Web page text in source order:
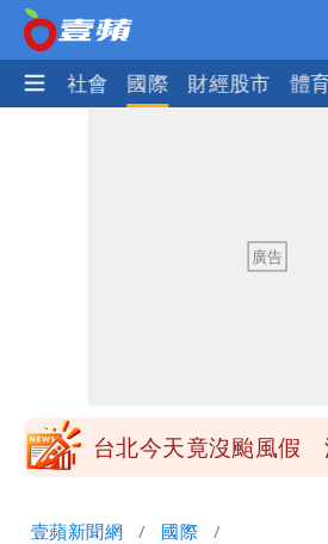
政治 社會 國際 財經股市 體
師：「幻謊者」無法治
民間採購BNT源頭 鄭
建議：這是保護慈濟
台北今天竟沒颱風假
壹蘋新聞網 國際